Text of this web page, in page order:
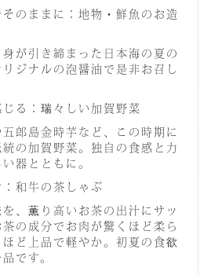
のままに：地物・鮮魚のお造
が引き締まった日本海の夏の
ジナルの泡醤油で是非お召し
る：瑞々しい加賀野菜
郎島金時芋など、この時期に
の加賀野菜。独自の食感と力
器とともに。
和牛の茶しゃぶ
、薫り高いお茶の出汁にサッ
の成分でお肉が驚くほど柔ら
ど上品で軽やか。初夏の食欲
です。